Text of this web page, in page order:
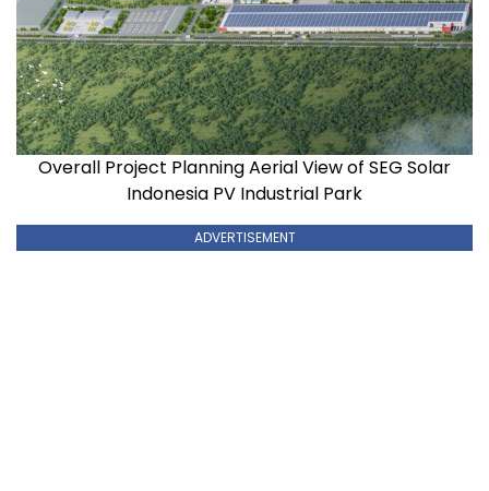
Overall Project Planning Aerial View of SEG Solar
Indonesia PV Industrial Park
ADVERTISEMENT